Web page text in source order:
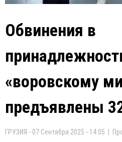
Обвинения в
«воровскому
предъявлены
ГРУЗИЯ - 07 Сентября 2025 - 14:05 |